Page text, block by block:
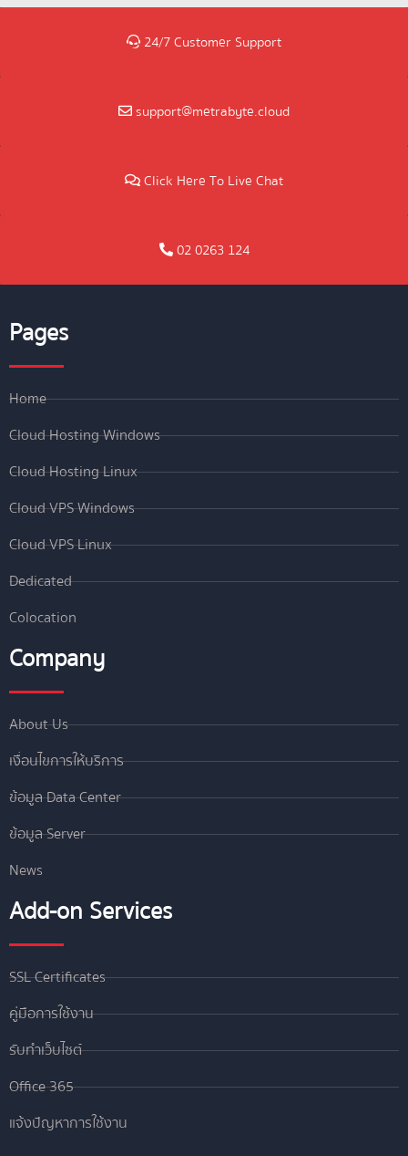
24/7 Customer Support
support@metrabyte.cloud
Click Here To Live Chat
02 0263 124
Pages
Home
Cloud Hosting Windows
Cloud Hosting Linux
Cloud VPS Windows
Cloud VPS Linux
Dedicated
Colocation
Company
About Us
เงื่อนไขการให้บริการ
ข้อมูล Data Center
ข้อมูล Server
News
Add-on Services
SSL Certificates
คู่มือการใช้งาน
รับทำเว็บไซต์
Office 365
แจ้งปัญหาการใช้งาน